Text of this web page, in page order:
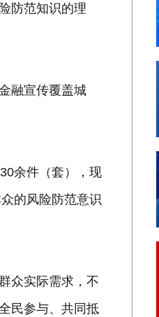
防范知识的理
融宣传覆盖城
余件（套），现
的风险防范意识
众实际需求，不
民参与、共同抵